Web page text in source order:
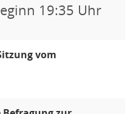
19:35 Uhr
vom